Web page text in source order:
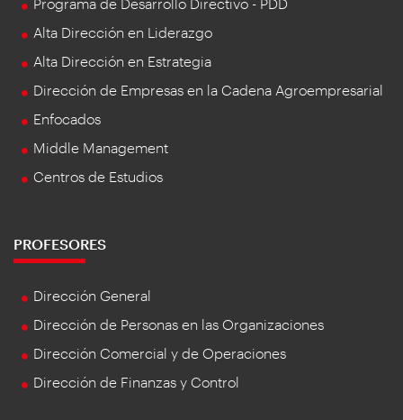
Alta Dirección en Liderazgo
Alta Dirección en Estrategia
Dirección de Empresas en la Cadena Agroempresarial
Enfocados
Middle Management
Centros de Estudios
PROFESORES
Dirección General
Dirección de Personas en las Organizaciones
Dirección Comercial y de Operaciones
Dirección de Finanzas y Control